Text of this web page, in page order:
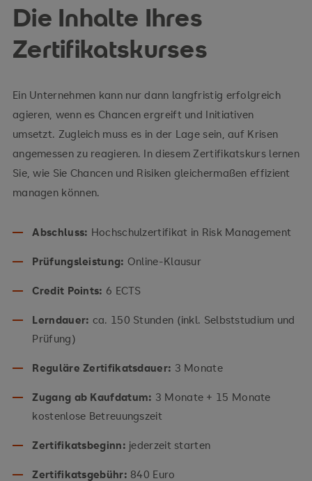
Die Inhalte Ihres
Zertifikatskurses
Ein Unternehmen kann nur dann langfristig erfolgreich
agieren, wenn es Chancen ergreift und Initiativen
umsetzt. Zugleich muss es in der Lage sein, auf Krisen
angemessen zu reagieren. In diesem Zertifikatskurs lernen
Sie, wie Sie Chancen und Risiken gleichermaßen effizient
managen können.
Abschluss: Hochschulzertifikat in Risk Management
Prüfungsleistung: Online-Klausur
Credit Points: 6 ECTS
Lerndauer: ca. 150 Stunden (inkl. Selbststudium und
Prüfung)
Reguläre Zertifikatsdauer: 3 Monate
Zugang ab Kaufdatum: 3 Monate + 15 Monate
kostenlose Betreuungszeit
Zertifikatsbeginn: jederzeit starten
Zertifikatsgebühr: 840 Euro